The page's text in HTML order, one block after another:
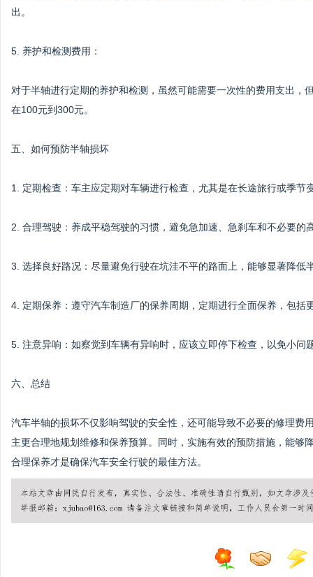
出。
5. 养护和检测费用：
对于半轴进行定期的养护和检测，虽然可能需要一次性的费用支出
在100元到300元。
五、如何预防半轴损坏
1. 定期检查：车主应定期对车辆进行检查，尤其是在长途旅行或季节
2. 合理驾驶：养成平稳驾驶的习惯，避免急加速、急刹车和不必要的
3. 选择良好路况：尽量避免行驶在坑洼不平的路面上，能够显著降低
4. 定期保养：遵守汽车制造厂的保养周期，定期进行全面保养，包括
5. 注意异响：如察觉到车辆有异响时，应该立即停下检查，以免小问
六、总结
汽车半轴的损坏不仅影响驾驶的安全性，还可能导致不必要的修理费
主更合理地规划维修和保养预算。同时，实施有效的预防措施，能
合理保养才是确保汽车安全行驶的最佳方法。